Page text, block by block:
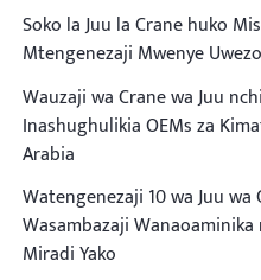
Soko la Juu la Crane huko
Mtengenezaji Mwenye
Wauzaji wa Crane wa Juu
Inashughulikia OEMs za
Arabia
Watengenezaji 10 wa Juu
Wasambazaji
Miradi Yako